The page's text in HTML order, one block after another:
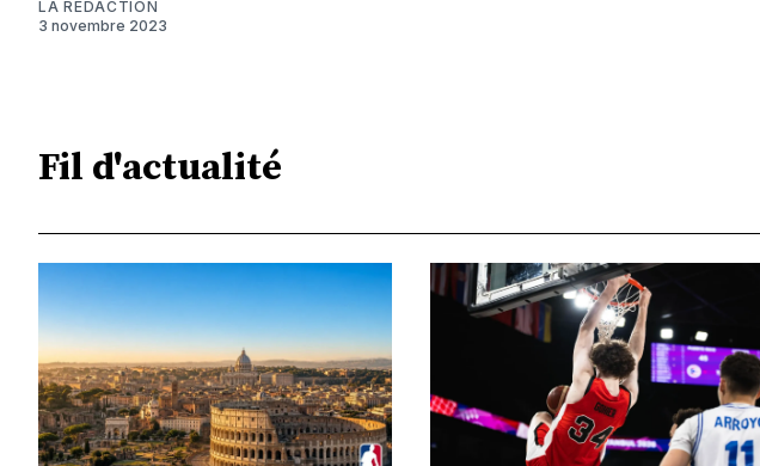
LA RÉDACTION
3 novembre 2023
Fil d'actualité